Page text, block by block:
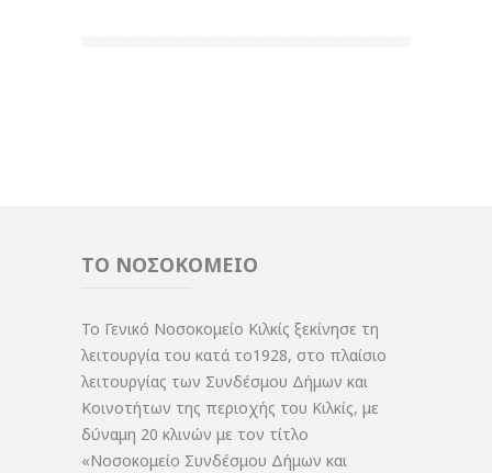
ΤΟ ΝΟΣΟΚΟΜΕΙΟ
Το Γενικό Νοσοκομείο Κιλκίς ξεκίνησε τη
λειτουργία του κατά το1928, στο πλαίσιο
λειτουργίας των Συνδέσμου Δήμων και
Κοινοτήτων της περιοχής του Κιλκίς, με
δύναμη 20 κλινών με τον τίτλο
«Νοσοκομείο Συνδέσμου Δήμων και